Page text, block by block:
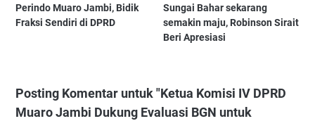
Perindo Muaro Jambi, Bidik
Fraksi Sendiri di DPRD
Sungai Bahar sekarang
semakin maju, Robinson Sirait
Beri Apresiasi
Posting Komentar untuk "Ketua Komisi IV DPRD
Muaro Jambi Dukung Evaluasi BGN untuk